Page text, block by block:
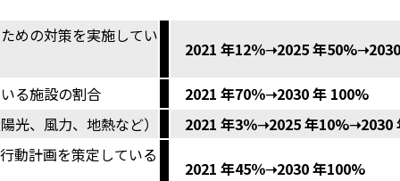
めの対策を実施してい
2021 年12％➝2025 年
る施設の割合
2021 年70％➝2030 年 100%
光、風力、地熱など）
2021 年3％➝2025 年10%➝2030
動計画を策定している
2021 年45％➝2030 年100%